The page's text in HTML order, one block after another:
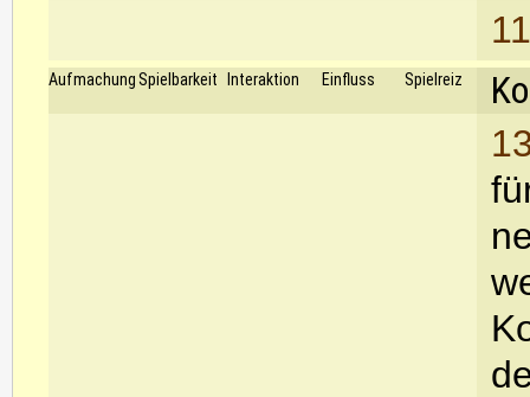
Aufmachung Spielbarkeit Interaktion Einfluss Spielreiz